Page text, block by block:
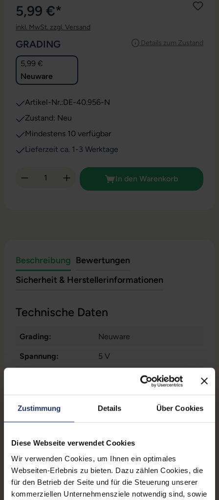
Zustimmung Details Über Cookies
Diese Webseite verwendet Cookies
Wir verwenden Cookies, um Ihnen ein optimales
Webseiten-Erlebnis zu bieten. Dazu zählen Cookies, die
für den Betrieb der Seite und für die Steuerung unserer
kommerziellen Unternehmensziele notwendig sind, sowie
5,99 €*
inkl. MwSt. zzgl. Versand
Details zum Zustand
GRADING
5,99 €
Neuware
Artikel-Nr.:DE-40.956-N
Zustand: Neu
Mindestens 10 verfügbar
Lieferzeit ca. 1-3 Werktage
Produkt Anzahl: Gib den gewünschten
In den Warenkorb
Beschreibung Bewertungen
Sicherheit & Herstellerinformationen
Technische Daten
Grading: Neuware
Spannung: 5 V
Auto Netzteil
Schnittstellen: 1x USB-A
Zustand: Neu
Kompatibilität: Telefone von 5,5 bis 8,5 cm
GTIN/EAN: 4015867197349